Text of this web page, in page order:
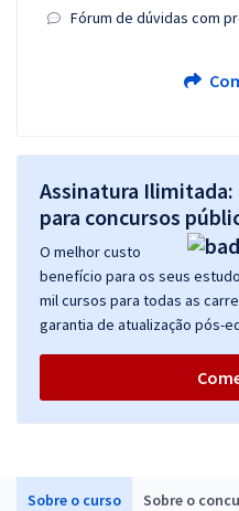
Sobre o curso Sobre o
Fórum de dúvidas com
Assinatura Ilimitada:
para concursos
O melhor custo
benefício para os seus
mil cursos para todas as
garantia de atualização pós-